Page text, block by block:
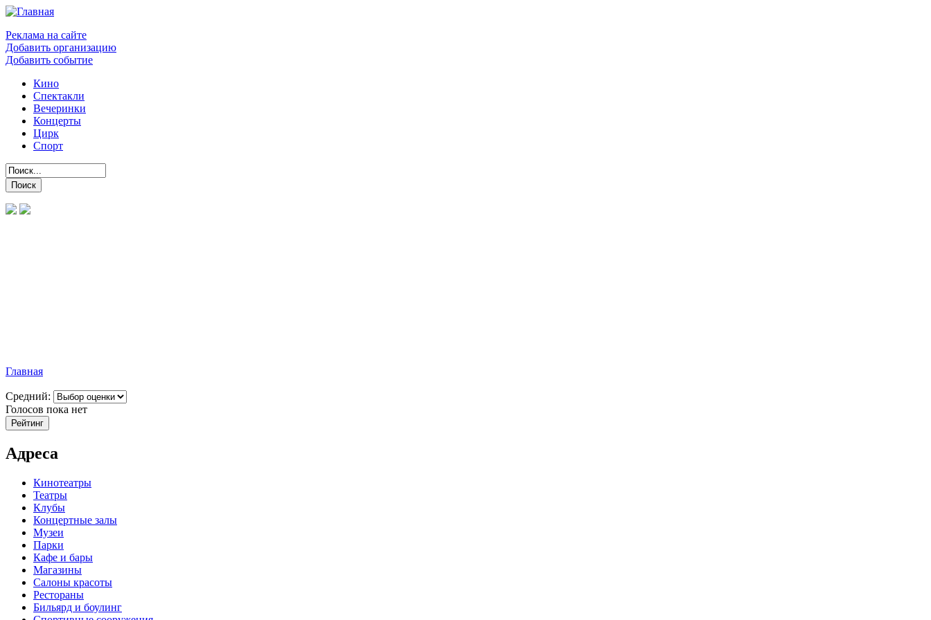
Реклама на сайте
Добавить организацию
Добавить событие
Кино
Спектакли
Вечеринки
Концерты
Цирк
Спорт
Главная
Средний:
Голосов пока нет
Адреса
Кинотеатры
Театры
Клубы
Концертные залы
Музеи
Парки
Кафе и бары
Магазины
Салоны красоты
Рестораны
Бильярд и боулинг